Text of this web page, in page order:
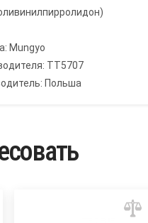
Mungyo
TT5707
Польша